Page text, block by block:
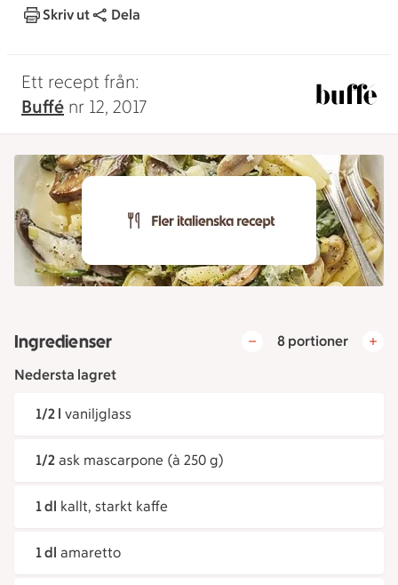
Skriv ut Dela
Ett recept från:
Buffé nr 12, 2017
Ingredienser
8 portioner
Nedersta lagret
1/2 l vaniljglass
1/2 ask mascarpone (à 250 g)
1 dl kallt, starkt kaffe
1 dl amaretto